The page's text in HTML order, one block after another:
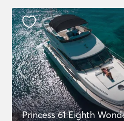
Princess 61 Eighth